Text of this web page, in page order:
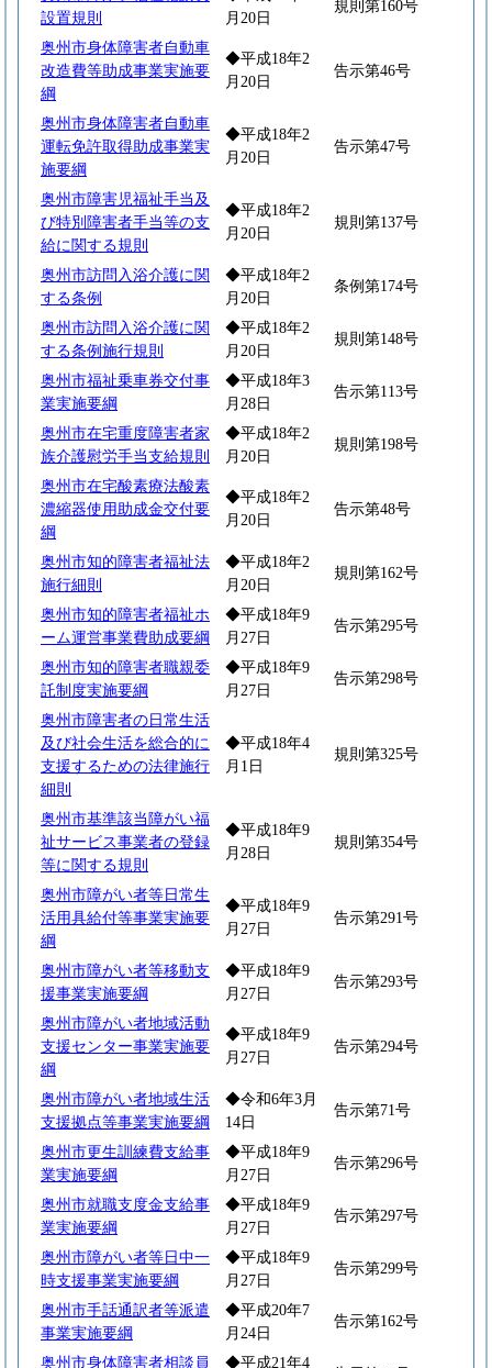
設置規則
月20日
規則第160号
奥州市身体障害者自動車
改造費等助成事業実施要
綱
◆平成18年2
月20日
告示第46号
奥州市身体障害者自動車
運転免許取得助成事業実
施要綱
◆平成18年2
月20日
告示第47号
奥州市障害児福祉手当及
び特別障害者手当等の支
給に関する規則
◆平成18年2
月20日
規則第137号
奥州市訪問入浴介護に関
する条例
◆平成18年2
月20日
条例第174号
奥州市訪問入浴介護に関
する条例施行規則
◆平成18年2
月20日
規則第148号
奥州市福祉乗車券交付事
業実施要綱
◆平成18年3
月28日
告示第113号
奥州市在宅重度障害者家
族介護慰労手当支給規則
◆平成18年2
月20日
規則第198号
奥州市在宅酸素療法酸素
濃縮器使用助成金交付要
綱
◆平成18年2
月20日
告示第48号
奥州市知的障害者福祉法
施行細則
◆平成18年2
月20日
規則第162号
奥州市知的障害者福祉ホ
ーム運営事業費助成要綱
◆平成18年9
月27日
告示第295号
奥州市知的障害者職親委
託制度実施要綱
◆平成18年9
月27日
告示第298号
奥州市障害者の日常生活
及び社会生活を総合的に
支援するための法律施行
細則
◆平成18年4
月1日
規則第325号
奥州市基準該当障がい福
祉サービス事業者の登録
等に関する規則
◆平成18年9
月28日
規則第354号
奥州市障がい者等日常生
活用具給付等事業実施要
綱
◆平成18年9
月27日
告示第291号
奥州市障がい者等移動支
援事業実施要綱
◆平成18年9
月27日
告示第293号
奥州市障がい者地域活動
支援センター事業実施要
綱
◆平成18年9
月27日
告示第294号
奥州市障がい者地域生活
支援拠点等事業実施要綱
◆令和6年3月
14日
告示第71号
奥州市更生訓練費支給事
業実施要綱
◆平成18年9
月27日
告示第296号
奥州市就職支度金支給事
業実施要綱
◆平成18年9
月27日
告示第297号
奥州市障がい者等日中一
時支援事業実施要綱
◆平成18年9
月27日
告示第299号
奥州市手話通訳者等派遣
事業実施要綱
◆平成20年7
月24日
告示第162号
奥州市身体障害者相談員
◆平成21年4